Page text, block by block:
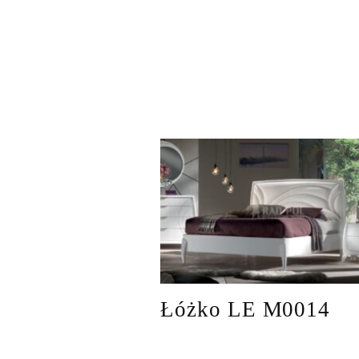
Łóżko LE M0014